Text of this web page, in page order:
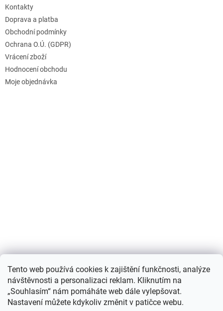
Tento web používá cookies k zajištění funkčnosti, analýze
návštěvnosti a personalizaci reklam. Kliknutím na
„Souhlasím“ nám pomáháte web dále vylepšovat.
Nastavení můžete kdykoliv změnit v patičce webu.
Kontakty
Doprava a platba
Obchodní podmínky
Ochrana O.Ú. (GDPR)
Vrácení zboží
Hodnocení obchodu
Moje objednávka
0KS /0 KČ